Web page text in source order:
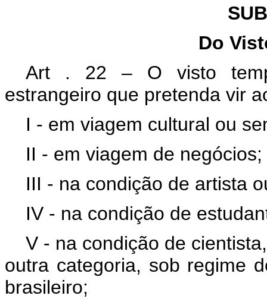
Do
Art . 22 – O visto
estrangeiro que pretenda vir
I - em viagem cultural ou
II - em viagem de negócios;
III - na condição de artista
IV - na condição de
V - na condição de
outra categoria, sob regime
brasileiro;